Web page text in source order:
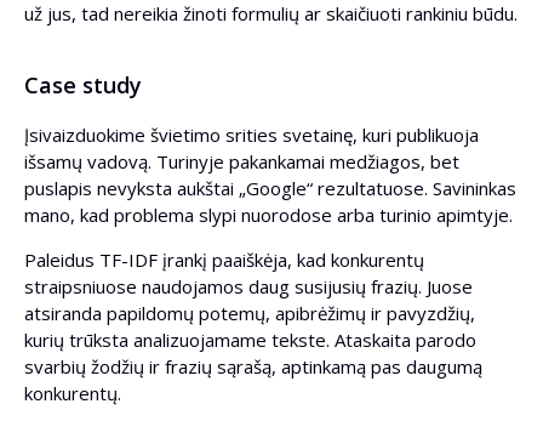
už jus, tad nereikia žinoti formulių ar skaičiuoti rankiniu būdu.
Case study
Įsivaizduokime švietimo srities svetainę, kuri publikuoja
išsamų vadovą. Turinyje pakankamai medžiagos, bet
puslapis nevyksta aukštai „Google“ rezultatuose. Savininkas
mano, kad problema slypi nuorodose arba turinio apimtyje.
Paleidus TF-IDF įrankį paaiškėja, kad konkurentų
straipsniuose naudojamos daug susijusių frazių. Juose
atsiranda papildomų potemų, apibrėžimų ir pavyzdžių,
kurių trūksta analizuojamame tekste. Ataskaita parodo
svarbių žodžių ir frazių sąrašą, aptinkamą pas daugumą
konkurentų.